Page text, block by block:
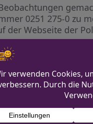
0251 275-0 zu
der Webseite der
per E-Mail